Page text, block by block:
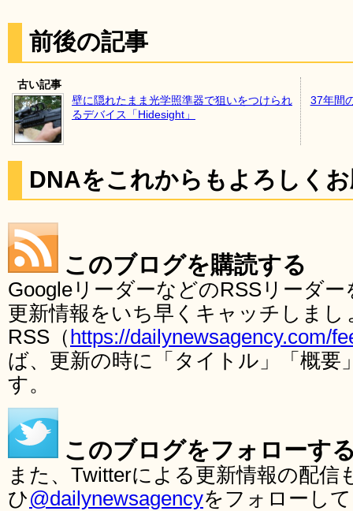
前後の記事
古い記事
壁に隠れたまま光学照準器で狙いをつけられ
るデバイス「Hidesight」
37年間
DNAをこれからもよろしく
このブログを購読する
GoogleリーダーなどのRSSリーダ
更新情報をいち早くキャッチしま
RSS（ https://dailynewsagency.com/
ば、更新の時に「タイトル」「概要
す。
このブログをフォローす
また、Twitterによる更新情報の配
ひ@dailynewsagencyをフォローし